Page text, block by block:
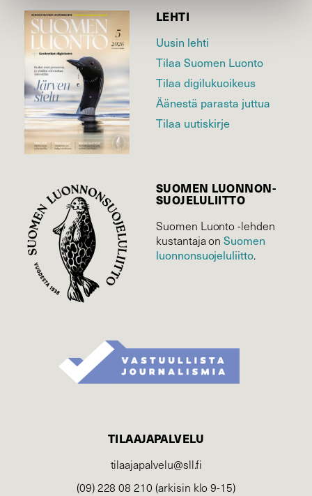
LEHTI
Uusin lehti
Tilaa Suomen Luonto
Tilaa digilukuoikeus
Äänestä parasta juttua
Tilaa uutiskirje
SUOMEN LUONNON­
SUOJELU­LIITTO
Suomen Luonto -lehden
kustantaja onSuomen
luonnonsuojelu­liitto.
TILAAJAPALVELU
tilaajapalvelu@sll.fi
(09) 228 08 210 (arkisin klo 9-15)